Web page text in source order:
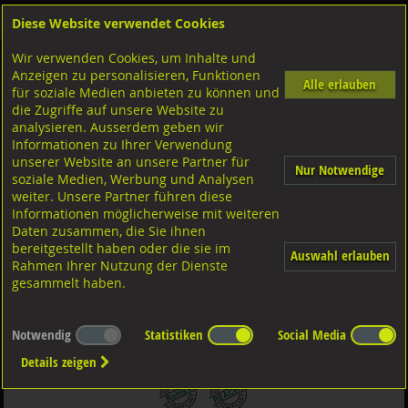
Shop Schrauben Aussensechskant
Feingewinde mit Schaft
10.9 Stahl schwarz
Sechskantschr. mit Schaft mit Feingew., DIN960 ISO8675
10.9 blank MF24x1,5x90
Diese Website verwendet Cookies
Wir verwenden Cookies, um Inhalte und
Anzeigen zu personalisieren, Funktionen
für soziale Medien anbieten zu können und
die Zugriffe auf unsere Website zu
analysieren. Ausserdem geben wir
Informationen zu Ihrer Verwendung
unserer Website an unsere Partner für
soziale Medien, Werbung und Analysen
weiter. Unsere Partner führen diese
Informationen möglicherweise mit weiteren
Daten zusammen, die Sie ihnen
bereitgestellt haben oder die sie im
Rahmen Ihrer Nutzung der Dienste
gesammelt haben.
Alle erlauben
Nur Notwendige
Auswahl erlauben
Notwendig Statistiken
Social Media
Details zeigen